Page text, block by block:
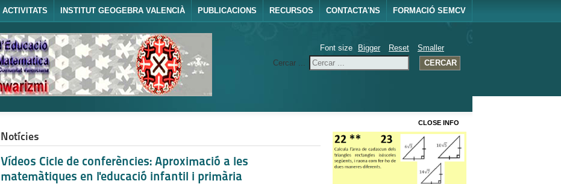
ACTIVITATS INSTITUT GEOGEBRA VALENCIÀ PUBLICACIONS RECURSOS CONTACTA'NS FORMACIÓ SEMCV
Font size Bigger Reset
Smaller
Cercar ...
CERCAR
Notícies
Vídeos Cicle de conferències: Aproximació a les
matemàtiques en l'educació infantil i primària
CLOSE INFO